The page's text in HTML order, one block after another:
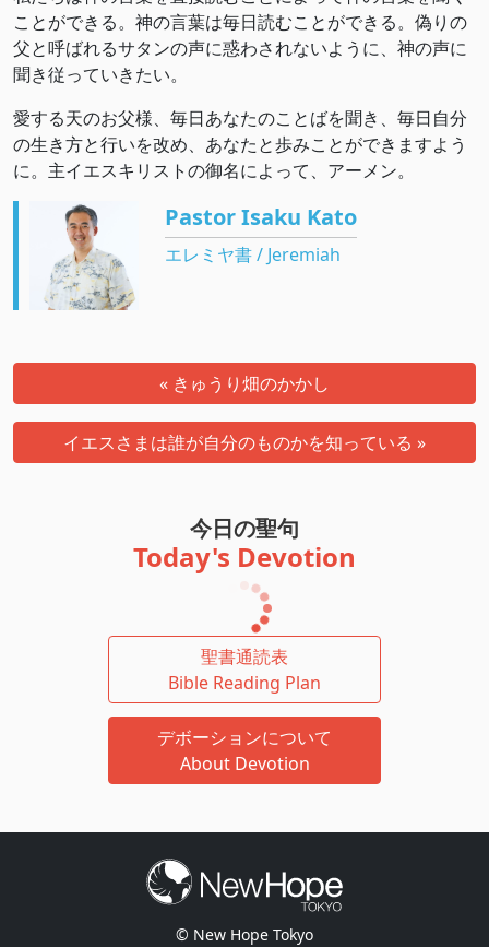
ことができる。神の言葉は毎日読むことができる。偽りの
父と呼ばれるサタンの声に惑わされないように、神の声に
聞き従っていきたい。
愛する天のお父様、毎日あなたのことばを聞き、毎日自分
の生き方と行いを改め、あなたと歩みことができますよう
に。主イエスキリストの御名によって、アーメン。
Pastor Isaku Kato
エレミヤ書 / Jeremiah
« きゅうり畑のかかし
イエスさまは誰が自分のものかを知っている »
今日の聖句
Today's Devotion
聖書通読表
Bible Reading Plan
デボーションについて
About Devotion
© New Hope Tokyo